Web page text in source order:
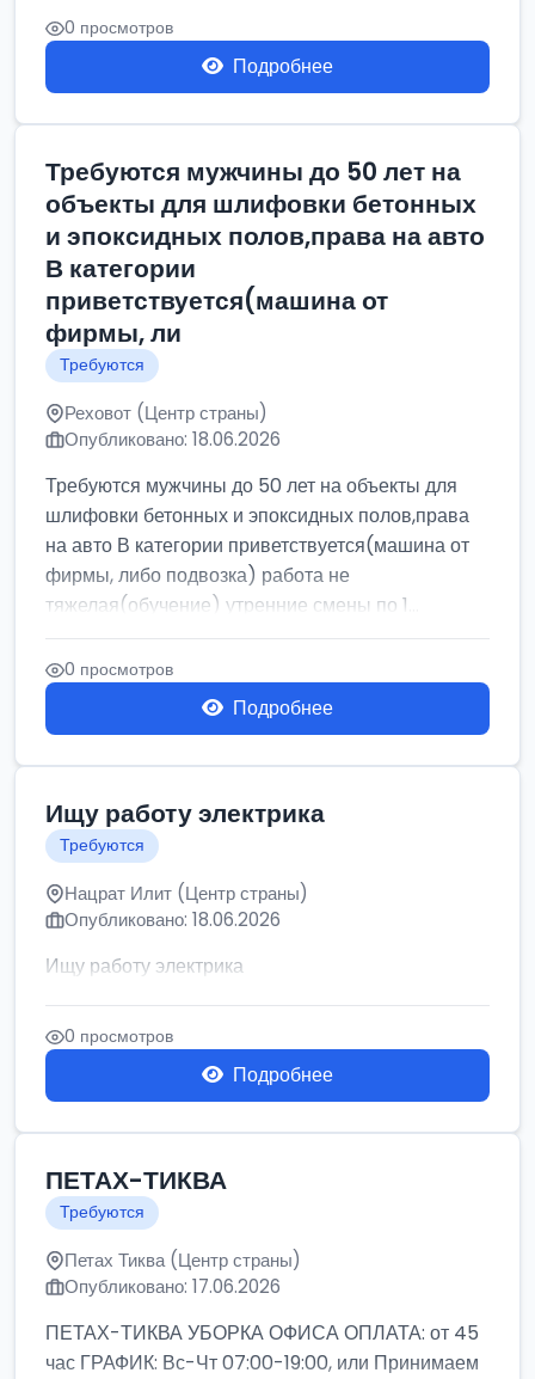
0 просмотров
Подробнее
Требуются мужчины до 50 лет на
объекты для шлифовки бетонных
и эпоксидных полов,права на авто
В категории
приветствуется(машина от
фирмы, ли
Требуются
Реховот (Центр страны)
Опубликовано: 18.06.2026
Требуются мужчины до 50 лет на объекты для
шлифовки бетонных и эпоксидных полов,права
на авто В категории приветствуется(машина от
фирмы, либо подвозка) работа не
тяжелая(обучение) утренние смены по 1...
0 просмотров
Подробнее
Ищу работу электрика
Требуются
Нацрат Илит (Центр страны)
Опубликовано: 18.06.2026
Ищу работу электрика
0 просмотров
Подробнее
ПЕТАХ-ТИКВА
Требуются
Петах Тиква (Центр страны)
Опубликовано: 17.06.2026
ПЕТАХ-ТИКВА УБОРКА ОФИСА ОПЛАТА: от 45
час ГРАФИК: Вс-Чт 07:00-19:00, или Принимаем